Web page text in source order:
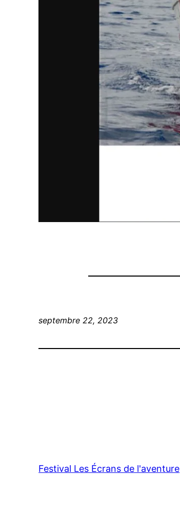
septembre 22, 2023
Festival Les Écrans de l'aventure